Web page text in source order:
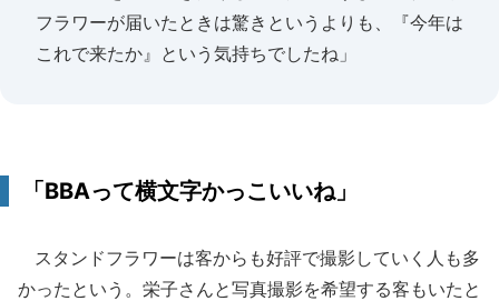
フラワーが届いたときは驚きというよりも、『今年は
これで来たか』という気持ちでしたね」
「BBAって横文字かっこいいね」
スタンドフラワーは客からも好評で撮影していく人も多
かったという。栄子さんと写真撮影を希望する客もいたと